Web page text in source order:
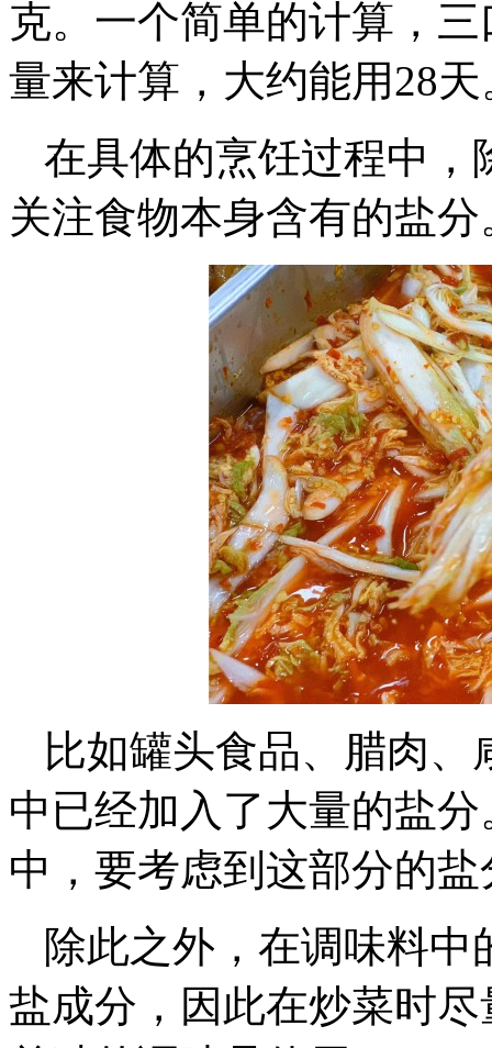
克。一个简单的计算，
量来计算，大约能用28天
在具体的烹饪过程中，
关注食物本身含有的盐分
比如罐头食品、腊肉
中已经加入了大量的盐
中，要考虑到这部分的
除此之外，在调味料
盐成分，因此在炒菜时